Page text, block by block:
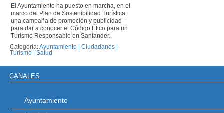
El Ayuntamiento ha puesto en marcha, en el
marco del Plan de Sostenibilidad Turística,
una campaña de promoción y publicidad
para dar a conocer el Código Ético para un
Turismo Responsable en Santander.
Categoria:Ayuntamiento Ciudadanos
Turismo
Salud
CANALES
Ayuntamiento